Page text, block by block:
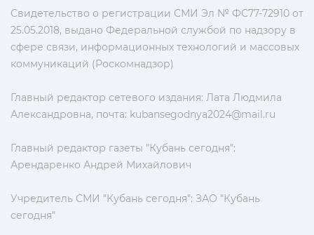
Свидетельство о регистрации СМИ Эл № ФС77-72910 от
25.05.2018, выдано Федеральной службой по надзору в
сфере связи, информационных технологий и массовых
коммуникаций (Роскомнадзор)
Главный редактор сетевого издания: Лата Людмила
Александровна, почта: kubansegodnya2024@mail.ru
Главный редактор газеты "Кубань сегодня":
Арендаренко Андрей Михайлович
Учредитель СМИ "Кубань сегодня": ЗАО "Кубань
сегодня"